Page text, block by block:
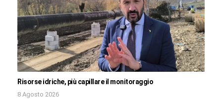
Risorse idriche, più capillare il monitoraggio
8 Agosto 2026